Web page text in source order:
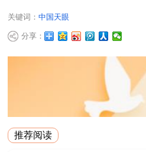
关键词：中国天眼
分享：
推荐阅读